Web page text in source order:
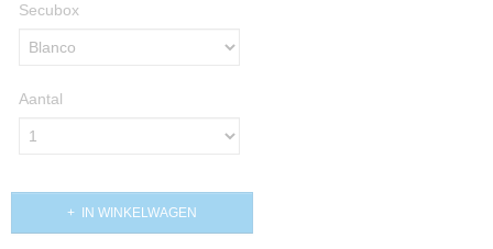
Secubox
Aantal
IN WINKELWAGEN